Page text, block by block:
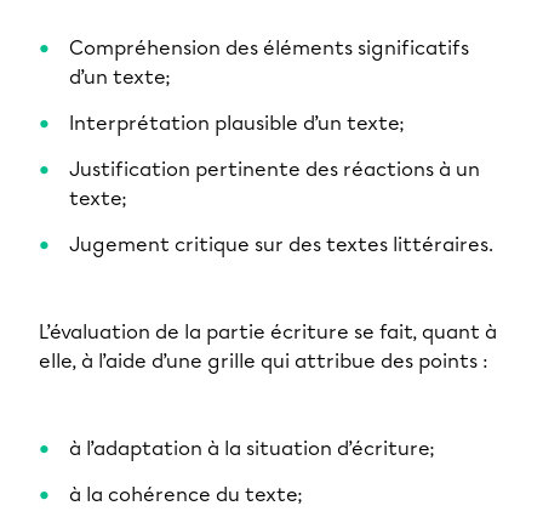
Compréhension des éléments significatifs
d’un texte;
Interprétation plausible d’un texte;
Justification pertinente des réactions à un
texte;
Jugement critique sur des textes littéraires.
L’évaluation de la partie écriture se fait, quant à
elle, à l’aide d’une grille qui attribue des points :
à l’adaptation à la situation d’écriture;
à la cohérence du texte;